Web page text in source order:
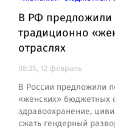
В РФ предложили
традиционно
отраслях
08:25, 12 февраль
В России предложили
«женских» бюджетных
здравоохранение,
сжать гендерный